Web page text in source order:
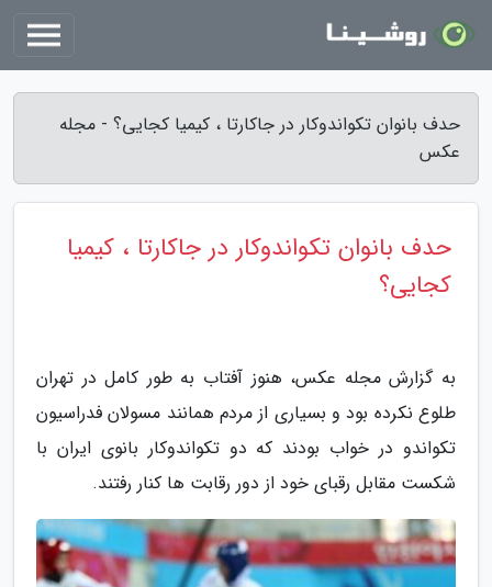
حدف بانوان تکواندوکار در جاکارتا ، کیمیا کجایی؟ - مجله
عکس
حدف بانوان تکواندوکار در جاکارتا ، کیمیا
کجایی؟
به گزارش مجله عکس، هنوز آفتاب به طور کامل در تهران
طلوع نکرده بود و بسیاری از مردم همانند مسولان فدراسیون
تکواندو در خواب بودند که دو تکواندوکار بانوی ایران با
شکست مقابل رقبای خود از دور رقابت ها کنار رفتند.